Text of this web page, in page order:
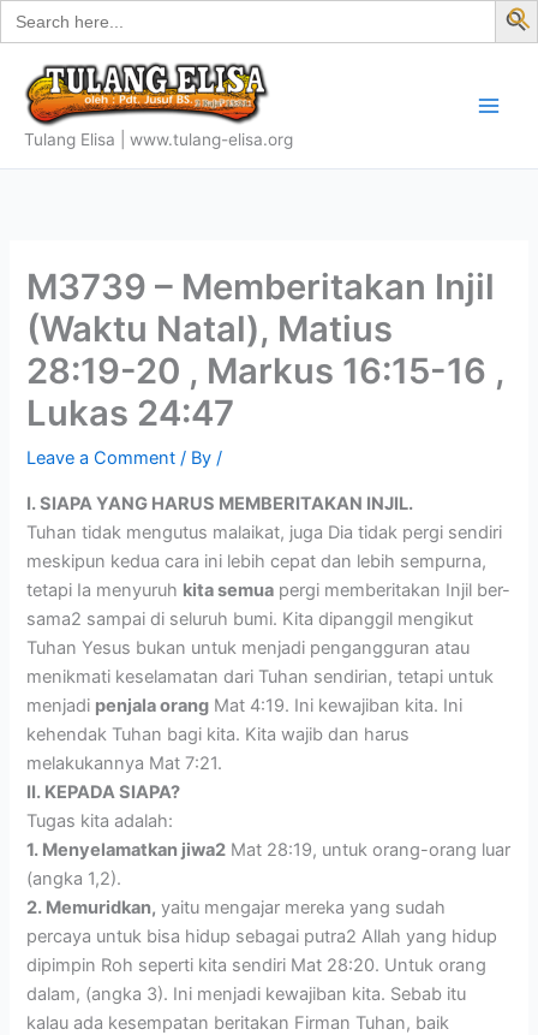
Search
for:
Skip
to
content
Tulang Elisa | www.tulang-elisa.org
M3739 – Memberitakan Injil
(Waktu Natal), Matius
28:19-20 , Markus 16:15-16 ,
Lukas 24:47
Leave a Comment / By/
I. SIAPA YANG HARUS MEMBERITAKAN INJIL.
Tuhan tidak mengutus malaikat, juga Dia tidak pergi sendiri
meskipun kedua cara ini lebih cepat dan lebih sempurna,
tetapi Ia menyuruh kita semua pergi memberitakan Injil ber-
sama2 sampai di seluruh bumi. Kita dipanggil mengikut
Tuhan Yesus bukan untuk menjadi pengangguran atau
menikmati keselamatan dari Tuhan sendirian, tetapi untuk
menjadi penjala orang Mat 4:19. Ini kewajiban kita. Ini
kehendak Tuhan bagi kita. Kita wajib dan harus
melakukannya Mat 7:21.
II. KEPADA SIAPA?
Tugas kita adalah:
1. Menyelamatkan jiwa2 Mat 28:19, untuk orang-orang luar
(angka 1,2).
2. Memuridkan, yaitu mengajar mereka yang sudah
percaya untuk bisa hidup sebagai putra2 Allah yang hidup
dipimpin Roh seperti kita sendiri Mat 28:20. Untuk orang
dalam, (angka 3). Ini menjadi kewajiban kita. Sebab itu
kalau ada kesempatan beritakan Firman Tuhan, baik